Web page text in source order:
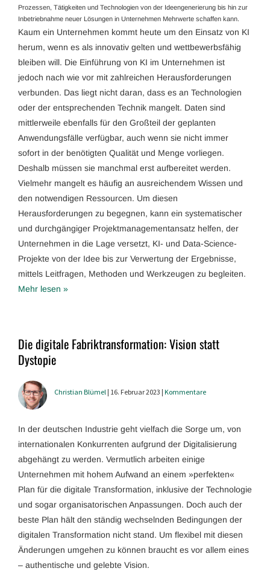
Prozessen, Tätigkeiten und Technologien von der Ideengenerierung bis hin zur
Inbetriebnahme neuer Lösungen in Unternehmen Mehrwerte schaffen kann.
Kaum ein Unternehmen kommt heute um den Einsatz von KI
herum, wenn es als innovativ gelten und wettbewerbsfähig
bleiben will. Die Einführung von KI im Unternehmen ist
jedoch nach wie vor mit zahlreichen Herausforderungen
verbunden. Das liegt nicht daran, dass es an Technologien
oder der entsprechenden Technik mangelt. Daten sind
mittlerweile ebenfalls für den Großteil der geplanten
Anwendungsfälle verfügbar, auch wenn sie nicht immer
sofort in der benötigten Qualität und Menge vorliegen.
Deshalb müssen sie manchmal erst aufbereitet werden.
Vielmehr mangelt es häufig an ausreichendem Wissen und
den notwendigen Ressourcen. Um diesen
Herausforderungen zu begegnen, kann ein systematischer
und durchgängiger Projektmanagementansatz helfen, der
Unternehmen in die Lage versetzt, KI- und Data-Science-
Projekte von der Idee bis zur Verwertung der Ergebnisse,
mittels Leitfragen, Methoden und Werkzeugen zu begleiten.
Mehr lesen »
Die digitale Fabriktransformation: Vision statt
Dystopie
Christian Blümel | 16. Februar 2023 | Kommentare
In der deutschen Industrie geht vielfach die Sorge um, von
internationalen Konkurrenten aufgrund der Digitalisierung
abgehängt zu werden. Vermutlich arbeiten einige
Unternehmen mit hohem Aufwand an einem »perfekten«
Plan für die digitale Transformation, inklusive der Technologie
und sogar organisatorischen Anpassungen. Doch auch der
beste Plan hält den ständig wechselnden Bedingungen der
digitalen Transformation nicht stand. Um flexibel mit diesen
Änderungen umgehen zu können braucht es vor allem eines
– authentische und gelebte Vision.